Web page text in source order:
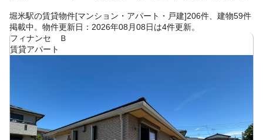
堀米駅の賃貸物件[マンション・アパート・戸建]206件、建物59件
掲載中。物件更新日：2026年08月08日は4件更新。
フィナンセ Ｂ
賃貸アパート